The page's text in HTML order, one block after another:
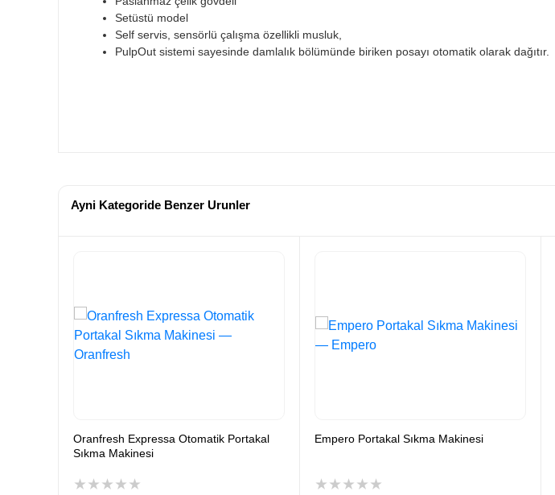
Setüstü model
Self servis, sensörlü çalışma özellikli musluk,
PulpOut sistemi sayesinde damlalık bölümünde biriken posayı otomatik olarak dağıtır.
Ayni Kategoride Benzer Urunler
Oranfresh Expressa Otomatik Portakal
Sıkma Makinesi
★★★★★
Empero Portakal Sıkma Makinesi
★★★★★